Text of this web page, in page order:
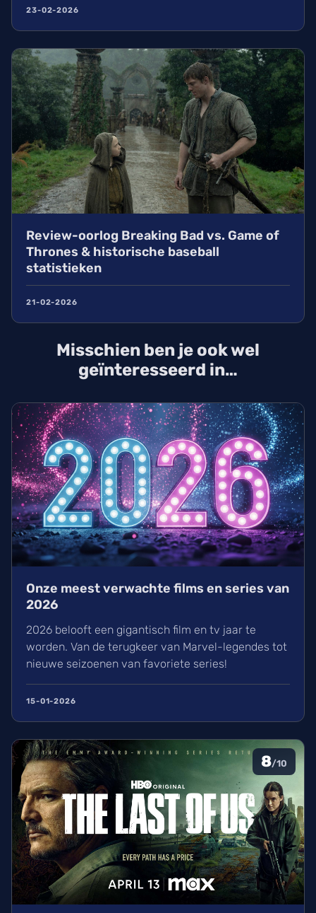
23-02-2026
Review-oorlog Breaking Bad vs. Game of
Thrones & historische baseball
statistieken
21-02-2026
Misschien ben je ook wel
geïnteresseerd in…
Onze meest verwachte films en series van
2026
2026 belooft een gigantisch film en tv jaar te
worden. Van de terugkeer van Marvel-legendes tot
nieuwe seizoenen van favoriete series!
15-01-2026
8/10